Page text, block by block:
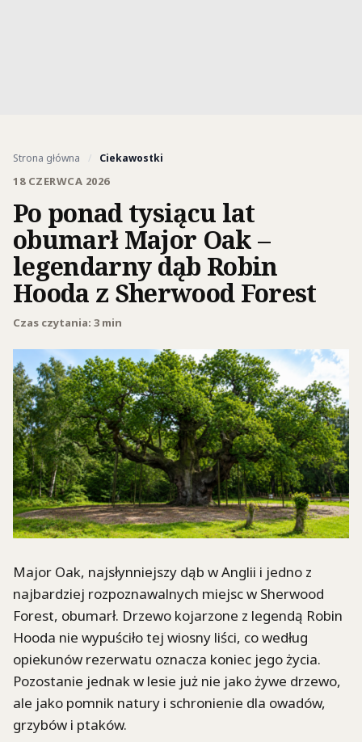
Strona główna / Ciekawostki
18 CZERWCA 2026
Po ponad tysiącu lat
obumarł Major Oak –
legendarny dąb Robin
Hooda z Sherwood Forest
Czas czytania: 3 min
Major Oak, najsłynniejszy dąb w Anglii i jedno z
najbardziej rozpoznawalnych miejsc w Sherwood
Forest, obumarł. Drzewo kojarzone z legendą Robin
Hooda nie wypuściło tej wiosny liści, co według
opiekunów rezerwatu oznacza koniec jego życia.
Pozostanie jednak w lesie już nie jako żywe drzewo,
ale jako pomnik natury i schronienie dla owadów,
grzybów i ptaków.